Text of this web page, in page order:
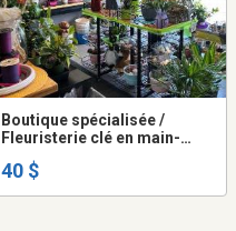
Boutique spécialisée /
Fleuristerie clé en main-
40 $